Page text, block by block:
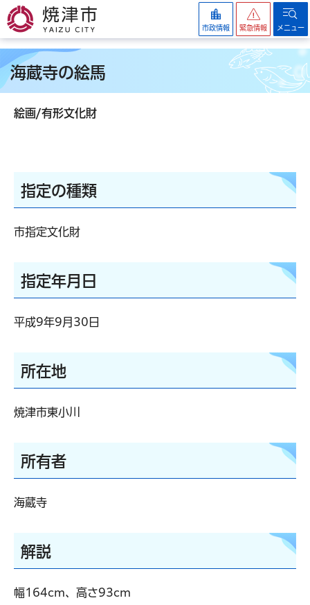
焼津市
市政情報 緊急情報 メニュー
海蔵寺の絵馬
絵画/有形文化財
指定の種類
市指定文化財
指定年月日
平成9年9月30日
所在地
焼津市東小川
所有者
海蔵寺
解説
幅164cm、高さ93cm